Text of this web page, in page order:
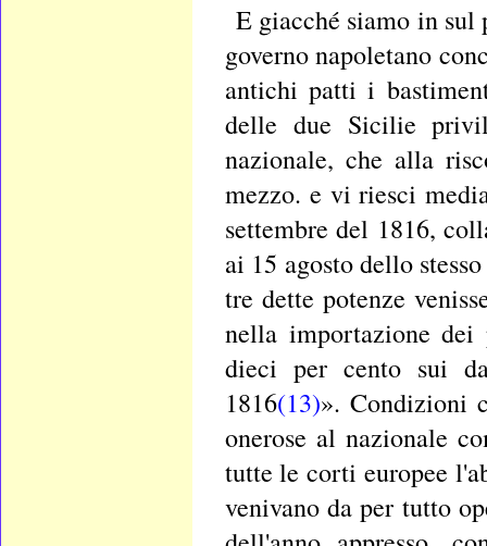
E giacché siamo in
governo napoletano
antichi patti i
delle due Sicilie
nazionale, che alla
mezzo. e vi riesci
settembre del 1816,
ai 15 agosto dello
tre dette potenze
nella importazione dei
dieci per cento sui
1816(13)». Condizioni
onerose al nazionale
tutte le corti europee
venivano da per tutto